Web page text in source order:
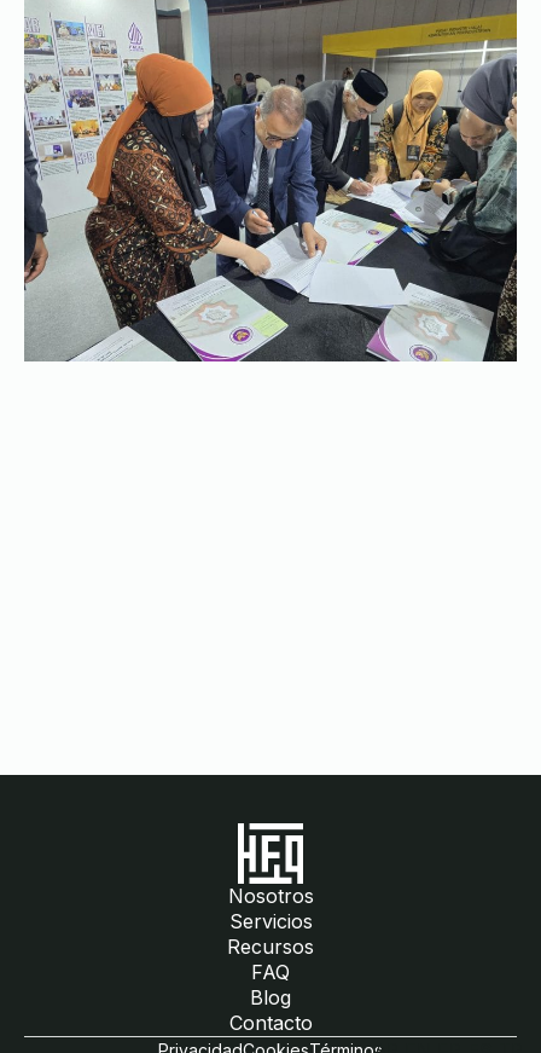
Nosotros
Servicios
Recursos
FAQ
Blog
Contacto